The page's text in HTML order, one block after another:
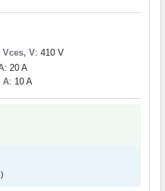
Vces, V: 410 V
: 20 A
A: 10 A